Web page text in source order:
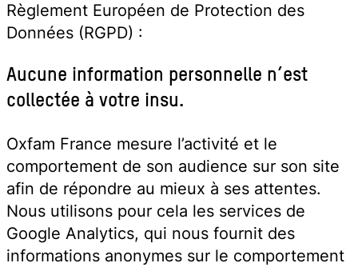
Règlement Européen de Protection des
Données (RGPD) :
Aucune information personnelle n’est
collectée à votre insu.
Oxfam France mesure l’activité et le
comportement de son audience sur son site
afin de répondre au mieux à ses attentes.
Nous utilisons pour cela les services de
Google Analytics, qui nous fournit des
informations anonymes sur le comportement